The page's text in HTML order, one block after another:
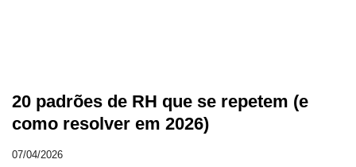
20 padrões de RH que se repetem (e
como resolver em 2026)
07/04/2026